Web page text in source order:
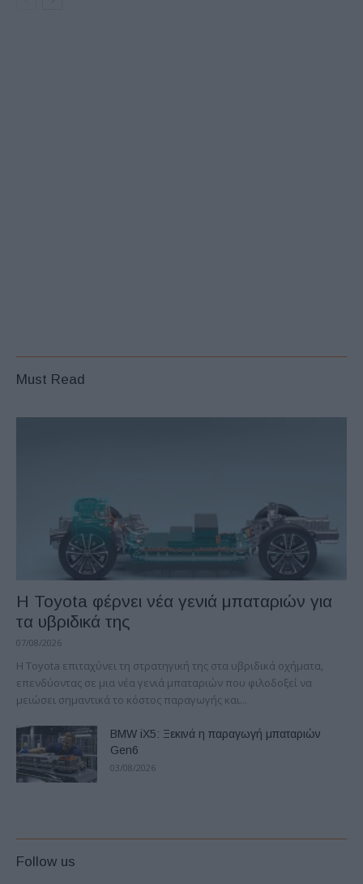
Must Read
Η Toyota φέρνει νέα γενιά μπαταριών για
τα υβριδικά της
07/08/2026
Η Toyota επιταχύνει τη στρατηγική της στα υβριδικά οχήματα,
επενδύοντας σε μια νέα γενιά μπαταριών που φιλοδοξεί να
μειώσει σημαντικά το κόστος παραγωγής και...
BMW iX5: Ξεκινά η παραγωγή μπαταριών
Gen6
03/08/2026
Follow us